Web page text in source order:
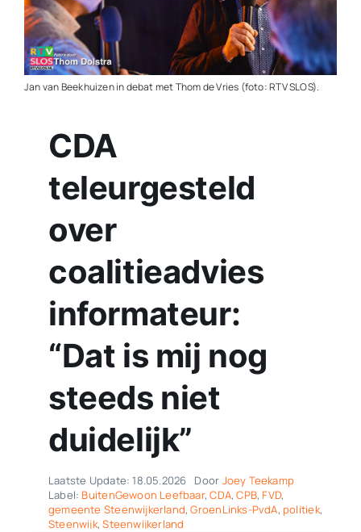
Werken bij Streekomroep ‘De Werven’
Contact
Jan van Beekhuizen in debat met Thom de Vries (foto: RTV SLOS).
CDA
teleurgesteld
over
coalitieadvies
informateur:
“Dat is mij nog
steeds niet
duidelijk”
Laatste Update: 18.05.2026 Door Joey Teekamp
Label: BuitenGewoon Leefbaar,CDA,CPB, FVD,
gemeente Steenwijkerland,GroenLinks-PvdA, politiek,
Steenwijk,Steenwijkerland